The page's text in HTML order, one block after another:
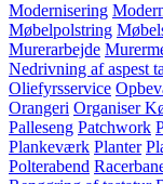
Modernisering
Møbelpolstring
Murerarbejde
Nedrivning af aspest
Oliefyrsservice
Orangeri Organiser
Palleseng Patchwork
Plankeværk Planter
Polterabend